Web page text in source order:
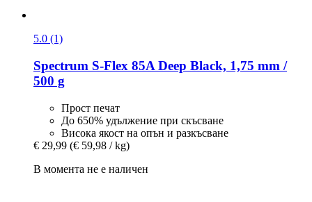
5.0 (1)
Spectrum S-​Flex 85A Deep Black, 1,75 mm /
500 g
Прост печат
До 650% удължение при скъсване
Висока якост на опън и разкъсване
€ 29,99 (€ 59,98 / kg)
В момента не е наличен